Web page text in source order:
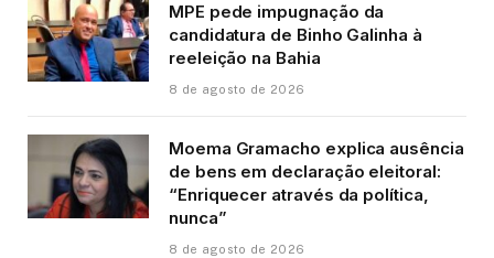
MPE pede impugnação da
candidatura de Binho Galinha à
reeleição na Bahia
8 de agosto de 2026
Moema Gramacho explica ausência
de bens em declaração eleitoral:
“Enriquecer através da política,
nunca”
8 de agosto de 2026